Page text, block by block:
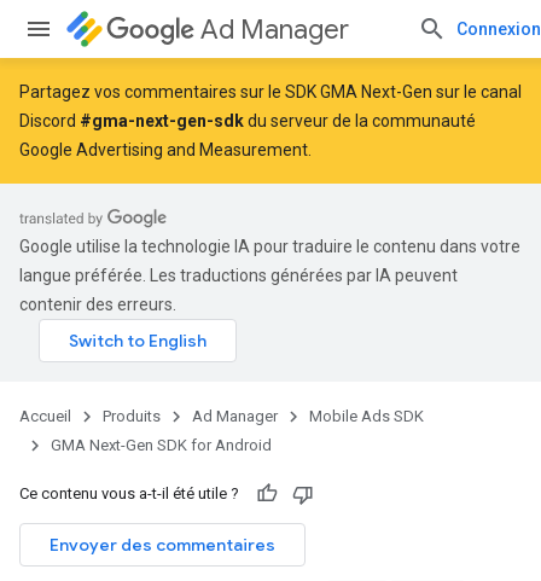
Ad Manager Connexion
Partagez vos commentaires sur le SDK GMA Next-Gen sur le canal
Discord #gma-next-gen-sdkdu serveur de la communauté
Google Advertising and Measurement.
Google utilise la technologie IA pour traduire le contenu dans votre
langue préférée. Les traductions générées par IA peuvent
contenir des erreurs.
Accueil Produits Ad Manager
Mobile Ads SDK
GMA Next-Gen SDK for Android
Ce contenu vous a-t-il été utile ?
Envoyer des commentaires